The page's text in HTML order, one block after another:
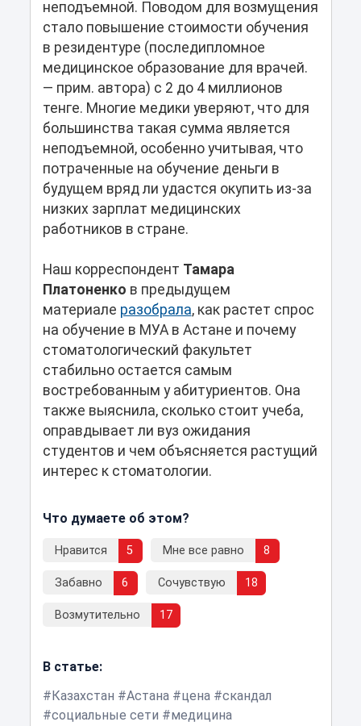
неподъемной. Поводом для возмущения
стало повышение стоимости обучения
в резидентуре (последипломное
медицинское образование для врачей.
— прим. автора) с 2 до 4 миллионов
тенге. Многие медики уверяют, что для
большинства такая сумма является
неподъемной, особенно учитывая, что
потраченные на обучение деньги в
будущем вряд ли удастся окупить из-за
низких зарплат медицинских
работников в стране.
Наш корреспондент Тамара
Платоненко в предыдущем
материале разобрала, как растет спрос
на обучение в МУА в Астане и почему
стоматологический факультет
стабильно остается самым
востребованным у абитуриентов. Она
также выяснила, сколько стоит учеба,
оправдывает ли вуз ожидания
студентов и чем объясняется растущий
интерес к стоматологии.
Что думаете об этом?
Нравится 5 Мне все равно 8
Забавно 6 Сочувствую 18
Возмутительно 17
В статье:
Казахстан
Астана цена
скандал
социальные сети
медицина